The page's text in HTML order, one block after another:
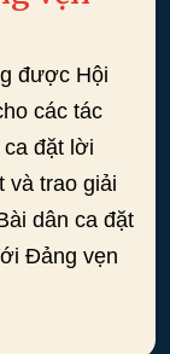
được Hội
các tác
đặt lời
và trao giải
dân ca đặt
Đảng vẹn